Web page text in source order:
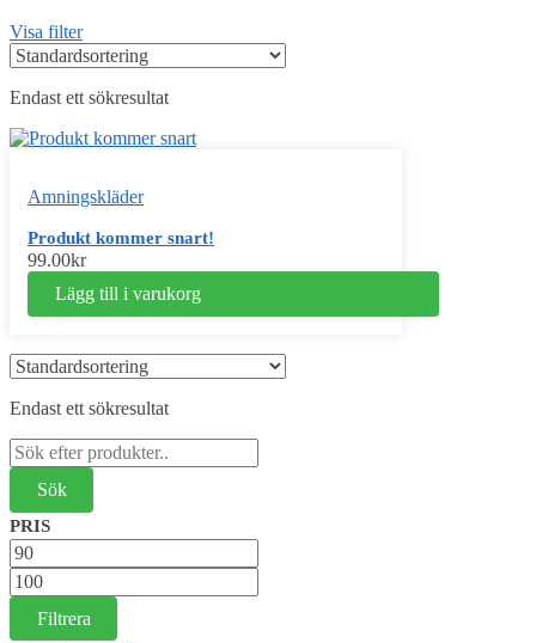
Visa filter
Endast ett sökresultat
Amningskläder
Produkt kommer snart!
99.00kr
Lägg till i varukorg
Endast ett sökresultat
Sök
efter:
PRIS
Min
pris
Max
pris
Filtrera